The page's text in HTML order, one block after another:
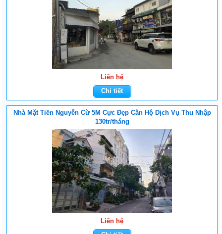
Liên hệ
Chi tiết
Nhà Mặt Tiền Nguyễn Cừ 5M Cực Đẹp Căn Hộ Dịch Vụ Thu Nhập
130tr/tháng
Liên hệ